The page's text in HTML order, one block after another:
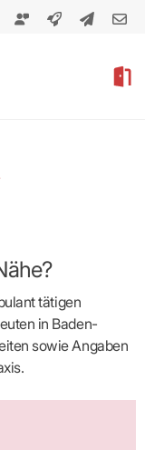
tätigen
in Baden-
sowie Angaben